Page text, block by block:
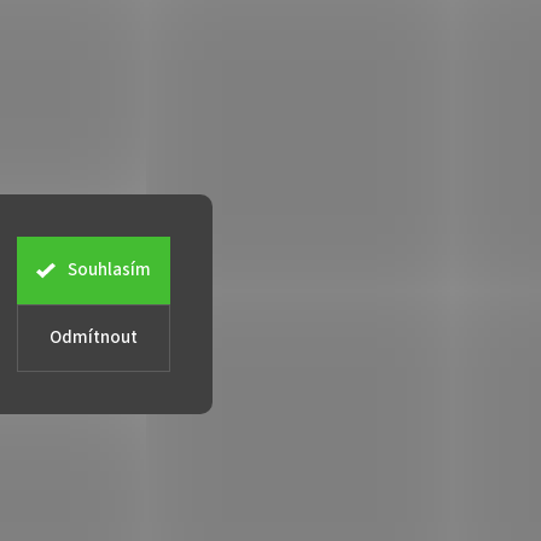
Odmítnout
Souhlasím